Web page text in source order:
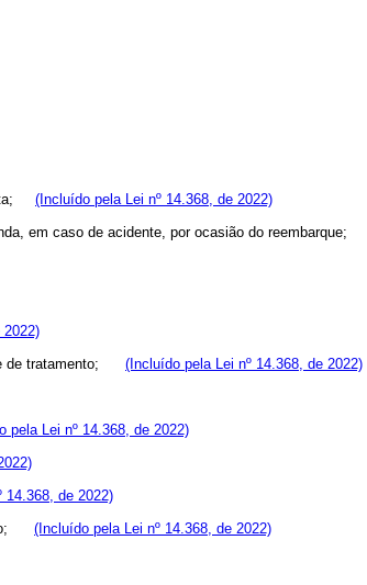
(Incluído pela Lei nº 14.368, de 2022)
em caso de acidente, por ocasião do reembarque;
2022)
de tratamento; (Incluído pela Lei nº 14.368, de 2022)
pela Lei nº 14.368, de 2022)
14.368, de 2022)
(Incluído pela Lei nº 14.368, de 2022)